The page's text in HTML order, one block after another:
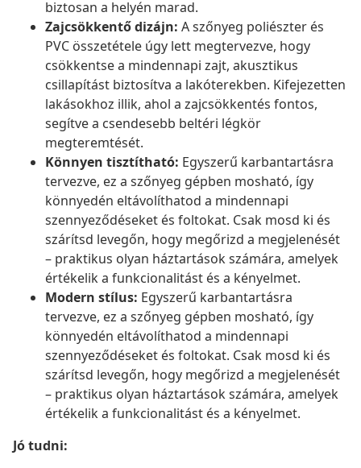
biztosan a helyén marad.
Zajcsökkentő dizájn: A szőnyeg poliészter és
PVC összetétele úgy lett megtervezve, hogy
csökkentse a mindennapi zajt, akusztikus
csillapítást biztosítva a lakóterekben. Kifejezetten
lakásokhoz illik, ahol a zajcsökkentés fontos,
segítve a csendesebb beltéri légkör
megteremtését.
Könnyen tisztítható: Egyszerű karbantartásra
tervezve, ez a szőnyeg gépben mosható, így
könnyedén eltávolíthatod a mindennapi
szennyeződéseket és foltokat. Csak mosd ki és
szárítsd levegőn, hogy megőrizd a megjelenését
– praktikus olyan háztartások számára, amelyek
értékelik a funkcionalitást és a kényelmet.
Modern stílus: Egyszerű karbantartásra
tervezve, ez a szőnyeg gépben mosható, így
könnyedén eltávolíthatod a mindennapi
szennyeződéseket és foltokat. Csak mosd ki és
szárítsd levegőn, hogy megőrizd a megjelenését
– praktikus olyan háztartások számára, amelyek
értékelik a funkcionalitást és a kényelmet.
Jó tudni: